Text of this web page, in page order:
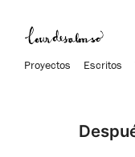
Proyectos Escritos